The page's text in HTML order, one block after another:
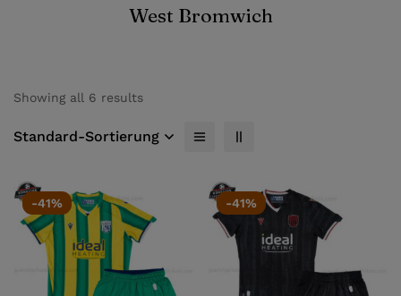
West Bromwich
Showing all 6 results
Standard-Sortierung
-41% -41%